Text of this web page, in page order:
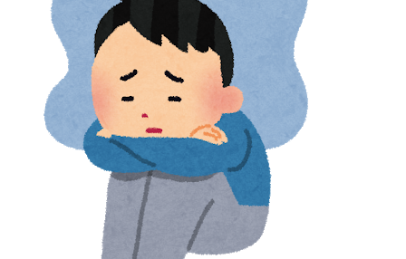
レインボー池田、アナウンサーと結婚ｗｗｗｗｗ
【画像】マジで復活して欲しいAV女優ｗｗｗｗｗｗｗ